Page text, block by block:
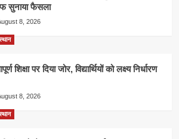
सुनाया फैसला
8, 2026
शिक्षा पर दिया जोर, विद्यार्थियों को लक्ष्य निर्धारण
8, 2026